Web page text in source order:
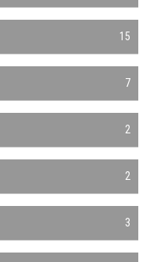
15
7
2
2
3